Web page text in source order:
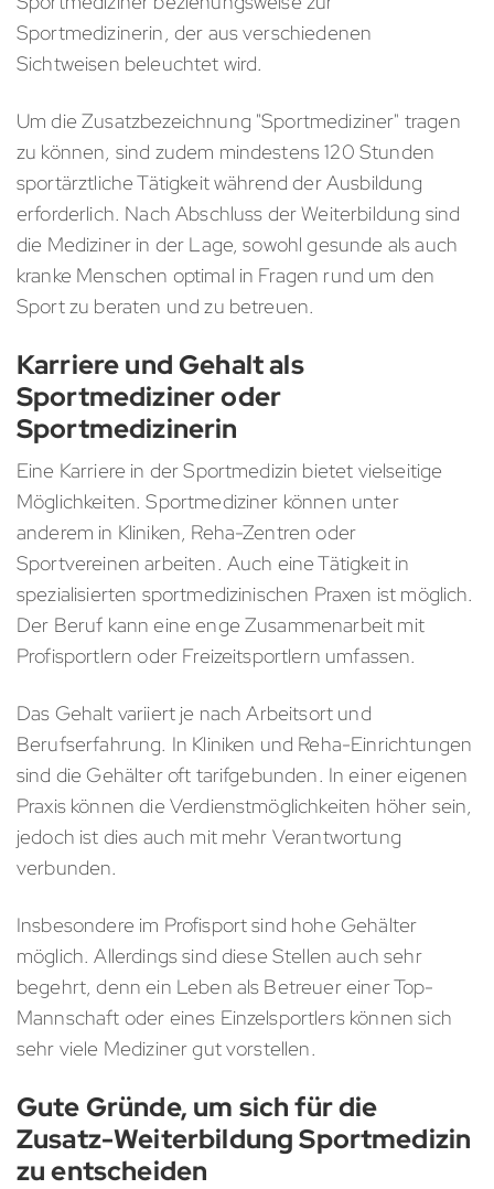
Sportmedizinerin, der aus verschiedenen
Sichtweisen beleuchtet wird.
Um die Zusatzbezeichnung "Sportmediziner" tragen
zu können, sind zudem mindestens 120 Stunden
sportärztliche Tätigkeit während der Ausbildung
erforderlich. Nach Abschluss der Weiterbildung sind
die Mediziner in der Lage, sowohl gesunde als auch
kranke Menschen optimal in Fragen rund um den
Sport zu beraten und zu betreuen.
Karriere und Gehalt als
Sportmediziner oder
Sportmedizinerin
Eine Karriere in der Sportmedizin bietet vielseitige
Möglichkeiten. Sportmediziner können unter
anderem in Kliniken, Reha-Zentren oder
Sportvereinen arbeiten. Auch eine Tätigkeit in
spezialisierten sportmedizinischen Praxen ist möglich.
Der Beruf kann eine enge Zusammenarbeit mit
Profisportlern oder Freizeitsportlern umfassen.
Das Gehalt variiert je nach Arbeitsort und
Berufserfahrung. In Kliniken und Reha-Einrichtungen
sind die Gehälter oft tarifgebunden. In einer eigenen
Praxis können die Verdienstmöglichkeiten höher sein,
jedoch ist dies auch mit mehr Verantwortung
verbunden.
Insbesondere im Profisport sind hohe Gehälter
möglich. Allerdings sind diese Stellen auch sehr
begehrt, denn ein Leben als Betreuer einer Top-
Mannschaft oder eines Einzelsportlers können sich
sehr viele Mediziner gut vorstellen.
Gute Gründe, um sich für die
Zusatz-Weiterbildung Sportmedizin
zu entscheiden